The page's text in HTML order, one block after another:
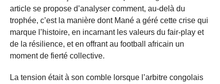
article se propose d’analyser comment, au-delà du
trophée, c’est la manière dont Mané a géré cette crise qui
marque l’histoire, en incarnant les valeurs du fair-play et
de la résilience, et en offrant au football africain un
moment de fierté collective.
La tension était à son comble lorsque l’arbitre congolais